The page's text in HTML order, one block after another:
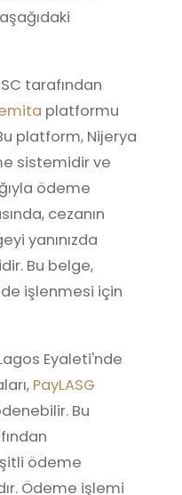
tarafından
platformu
platform, Nijerya
sistemidir ve
ödeme
cezanın
yanınızda
Bu belge,
işlenmesi için
Eyaleti'nde
PayLASG
Bu
ödeme
Ödeme işlemi